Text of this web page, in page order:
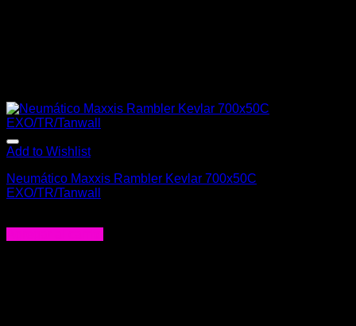
Add to Wishlist
Neumático Maxxis Rambler Kevlar 700x50C
EXO/TR/Tanwall